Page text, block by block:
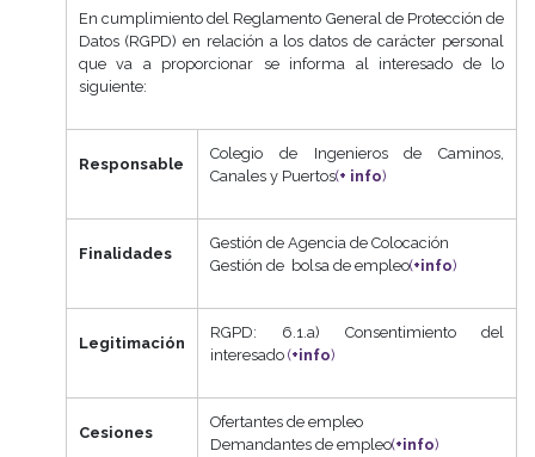
En cumplimiento del Reglamento General de Protección de
Datos (RGPD) en relación a los datos de carácter personal
que va a proporcionar se informa al interesado de lo
siguiente:
Responsable
Colegio de Ingenieros de Caminos,
Canales y Puertos(+ info)
Finalidades
Gestión de Agencia de Colocación
Gestión de bolsa de empleo(+info)
Legitimación
RGPD: 6.1.a) Consentimiento del
interesado (+info)
Cesiones
Ofertantes de empleo
Demandantes de empleo(+info)